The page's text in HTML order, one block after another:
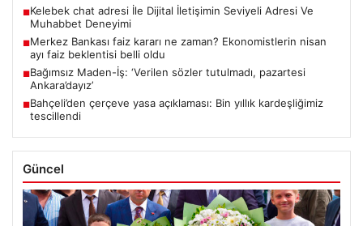
■Kelebek chat adresi İle Dijital İletişimin Seviyeli Adresi Ve
Muhabbet Deneyimi
■Merkez Bankası faiz kararı ne zaman? Ekonomistlerin nisan
ayı faiz beklentisi belli oldu
■Bağımsız Maden-İş: ‘Verilen sözler tutulmadı, pazartesi
Ankara’dayız’
■Bahçeli’den çerçeve yasa açıklaması: Bin yıllık kardeşliğimiz
tescillendi
Güncel